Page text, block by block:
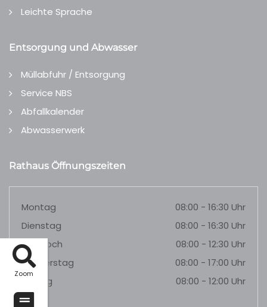
Zoom
Leichte Sprache
Entsorgung und Abwasser
Müllabfuhr / Entsorgung
Service NBS
Abfallkalender
Abwasserwerk
Rathaus Öffnungszeiten
Montag
08:00 - 16:30 Uhr
Dienstag
08:00 - 16:30 Uhr
Mittwoch
08:00 - 12:30 Uhr
Donnerstag
08:00 - 17:00 Uhr
Freitag
08:00 - 12:00 Uhr